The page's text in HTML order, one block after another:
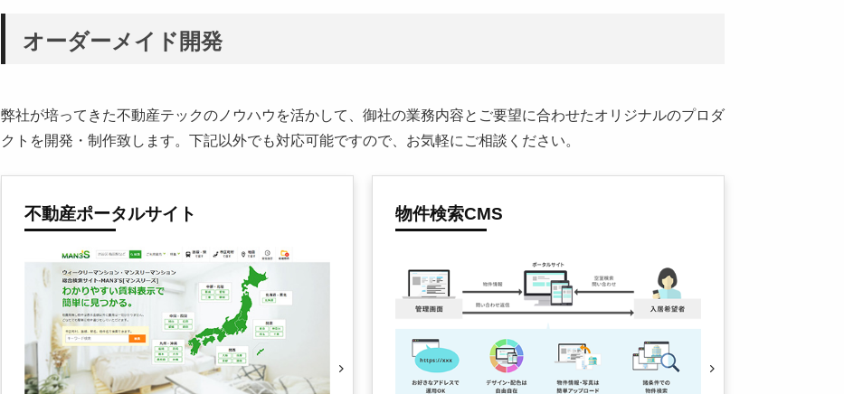
オーダーメイド開発
弊社が培ってきた不動産テックのノウハウを活かして、御社の業務内容とご要望に合わせたオリジナルのプロダ
クトを開発・制作致します。下記以外でも対応可能ですので、お気軽にご相談ください。
不動産ポータルサイト 物件検索CMS